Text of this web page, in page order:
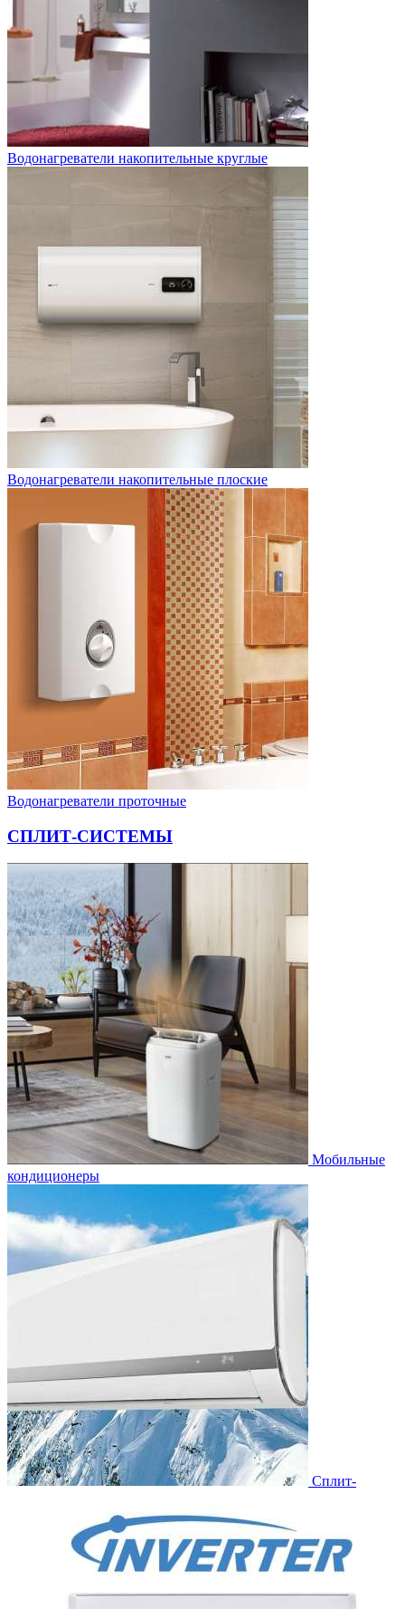
Водонагреватели накопительные круглые
Водонагреватели накопительные плоские
Водонагреватели проточные
СПЛИТ-СИСТЕМЫ
Мобильные
кондиционеры
Сплит-